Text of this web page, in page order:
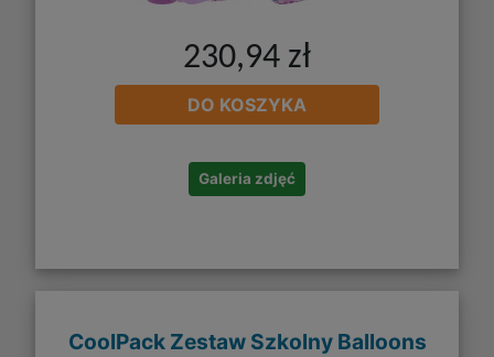
230,94 zł
DO KOSZYKA
Galeria zdjęć
CoolPack Zestaw Szkolny Balloons